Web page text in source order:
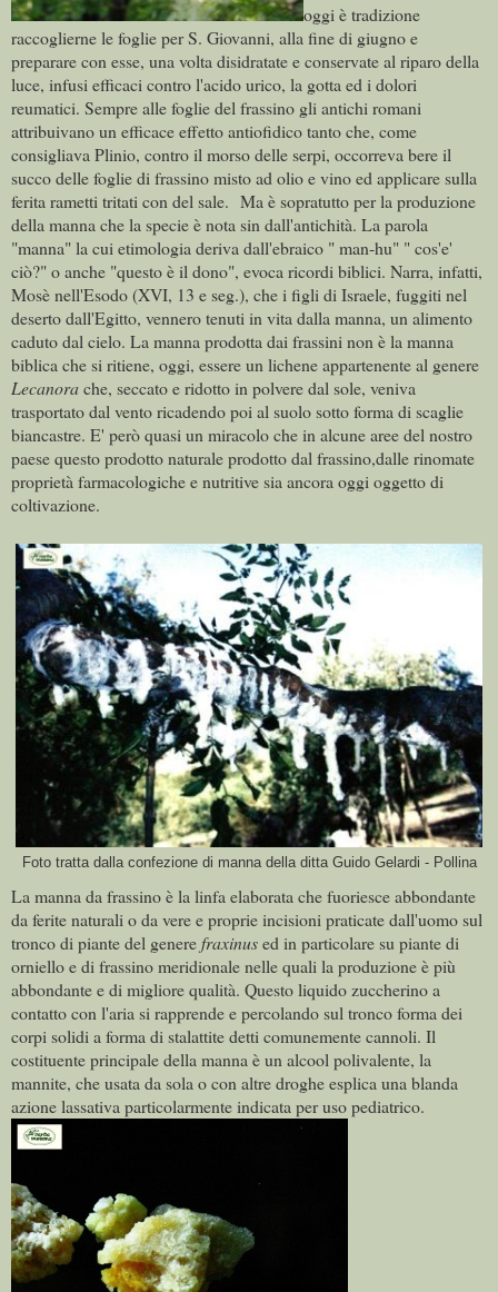
oggi è tradizione
raccoglierne le foglie per S. Giovanni, alla fine di giugno e
preparare con esse, una volta disidratate e conservate al riparo della
luce, infusi efficaci contro l'acido urico, la gotta ed i dolori
reumatici. Sempre alle foglie del frassino gli antichi romani
attribuivano un efficace effetto antiofidico tanto che, come
consigliava Plinio, contro il morso delle serpi, occorreva bere il
succo delle foglie di frassino misto ad olio e vino ed applicare sulla
ferita rametti tritati con del sale. Ma è sopratutto per la produzione
della manna che la specie è nota sin dall'antichità. La parola
"manna" la cui etimologia deriva dall'ebraico " man-hu" " cos'e'
ciò?" o anche "questo è il dono", evoca ricordi biblici. Narra, infatti,
Mosè nell'Esodo (XVI, 13 e seg.), che i figli di Israele, fuggiti nel
deserto dall'Egitto, vennero tenuti in vita dalla manna, un alimento
caduto dal cielo. La manna prodotta dai frassini non è la manna
biblica che si ritiene, oggi, essere un lichene appartenente al genere
Lecanorache, seccato e ridotto in polvere dal sole, veniva
trasportato dal vento ricadendo poi al suolo sotto forma di scaglie
biancastre. E' però quasi un miracolo che in alcune aree del nostro
paese questo prodotto naturale prodotto dal frassino,dalle rinomate
proprietà farmacologiche e nutritive sia ancora oggi oggetto di
coltivazione.
Foto tratta dalla confezione di manna della ditta Guido Gelardi - Pollina
La manna da frassino è la linfa elaborata che fuoriesce abbondante
da ferite naturali o da vere e proprie incisioni praticate dall'uomo sul
tronco di piante del generefraxinused in particolare su piante di
orniello e di frassino meridionale nelle quali la produzione è più
abbondante e di migliore qualità. Questo liquido zuccherino a
contatto con l'aria si rapprende e percolando sul tronco forma dei
corpi solidi a forma di stalattite detti comunemente cannoli. Il
costituente principale della manna è un alcool polivalente, la
mannite, che usata da sola o con altre droghe esplica una blanda
azione lassativa particolarmente indicata per uso pediatrico.